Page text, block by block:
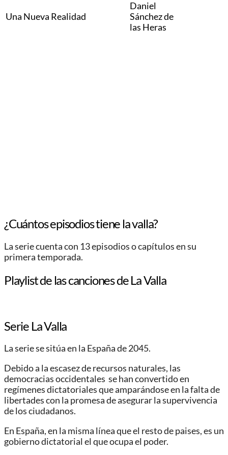
Una Nueva Realidad
Daniel
Sánchez de
las Heras
¿Cuántos episodios tiene la valla?
La serie cuenta con 13 episodios o capítulos en su
primera temporada.
Playlist de las canciones de La Valla
Serie La Valla
La serie se sitúa en la España de 2045.
Debido a la escasez de recursos naturales, las
democracias occidentales se han convertido en
regímenes dictatoriales que amparándose en la falta de
libertades con la promesa de asegurar la supervivencia
de los ciudadanos.
En España, en la misma línea que el resto de paises, es un
gobierno dictatorial el que ocupa el poder.